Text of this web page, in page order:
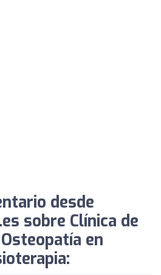
desde
sobre Clínica de
en